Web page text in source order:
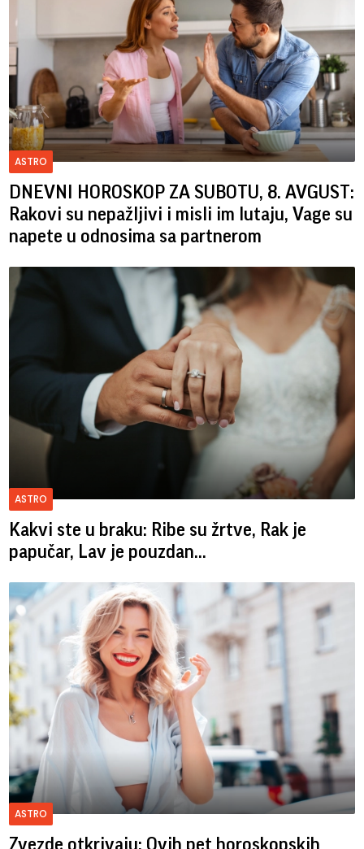
ASTRO
DNEVNI HOROSKOP ZA SUBOTU, 8. AVGUST:
Rakovi su nepažljivi i misli im lutaju, Vage su
napete u odnosima sa partnerom
ASTRO
Kakvi ste u braku: Ribe su žrtve, Rak je
papučar, Lav je pouzdan...
ASTRO
Zvezde otkrivaju: Ovih pet horoskopskih